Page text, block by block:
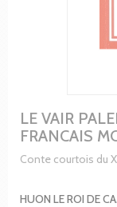
LE VAIR
FRANCAIS
Conte courtois du
HUON LE ROI DE